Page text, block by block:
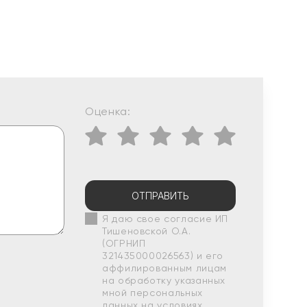
Оценка:
ОТПРАВИТЬ
Я даю свое согласие ИП
Тишеновской О.А.
(ОГРНИП
321435000026563) и его
аффилированным лицам
на обработку указанных
мной персональных
данных на условиях